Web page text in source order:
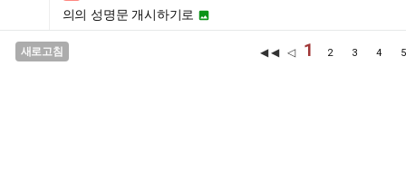
의의 성명문 개시하기로 
새로고침 ◀◀ ◁ 1 2 3 4